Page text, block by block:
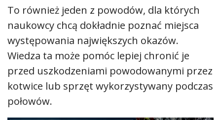
To również jeden z powodów, dla których
naukowcy chcą dokładnie poznać miejsca
występowania największych okazów.
Wiedza ta może pomóc lepiej chronić je
przed uszkodzeniami powodowanymi przez
kotwice lub sprzęt wykorzystywany podczas
połowów.